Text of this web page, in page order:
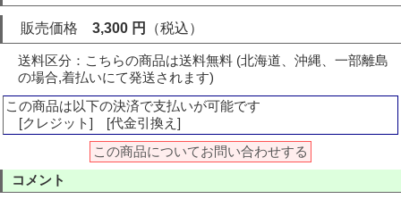
販売価格 3,300 円 （税込）
送料区分：こちらの商品は送料無料 (北海道、沖縄、一部離島
の場合,着払いにて発送されます)
この商品は以下の決済で支払いが可能です
[クレジット] [代金引換え]
この商品についてお問い合わせする
コメント